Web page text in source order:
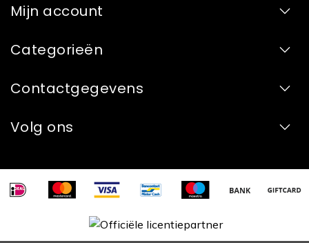
Mijn account
Categorieën
Contactgegevens
Volg ons